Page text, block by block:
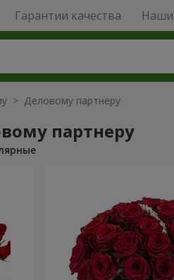
Гарантии качества Наши
> Деловому партнеру
партнеру